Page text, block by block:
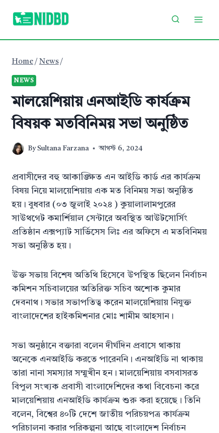
Home/ News/
NEWS
মালয়েশিয়ায় এনআইডি কার্যক্রম
বিষয়ক মতবিনিময় সভা অনুষ্ঠিত
By Sultana Farzana আগস্ট 6, 2024
প্রবাসীদের বহু আকাঙ্ক্ষিত এন আইডি কার্ড এর কার্যক্রম
বিষয় নিয়ে মালয়েশিয়ায় এক মত বিনিময় সভা অনুষ্ঠিত
হয়। বুধবার (০৩ জুলাই ২০২৪ ) কুয়ালালামপুরের
সাউথগেট কমার্শিয়াল সেন্টারে অবস্থিত আউটসোর্সিং
প্রতিষ্ঠান এক্সপ্যাট সার্ভিসেস লিঃ এর অফিসে এ মতবিনিময়
সভা অনুষ্ঠিত হয়।
উক্ত সভায় বিশেষ অতিথি হিসেবে উপস্থিত ছিলেন নির্বাচন
কমিশন সচিবালয়ের অতিরিক্ত সচিব অশোক কুমার
দেবনাথ। সভার সভাপতিত্ব করেন মালয়েশিয়ায় নিযুক্ত
বাংলাদেশের হাইকমিশনার মোঃ শামীম আহসান।
সভা অনুষ্ঠানে বক্তারা বলেন দীর্ঘদিন প্রবাসে থাকায়
অনেকে এনআইডি করতে পারেননি। এনআইডি না থাকায়
তারা নানা সমস্যার সম্মুখীন হন। মালয়েশিয়ায় বসবাসরত
বিপুল সংখ্যক প্রবাসী বাংলাদেশিদের কথা বিবেচনা করে
মালয়েশিয়ায় এনআইডি কার্যক্রম শুরু করা হয়েছে। তিনি
বলেন, বিশ্বের ৪০টি দেশে জাতীয় পরিচয়পত্র কার্যক্রম
পরিচালনা করার পরিকল্পনা আছে বাংলাদেশ নির্বাচন